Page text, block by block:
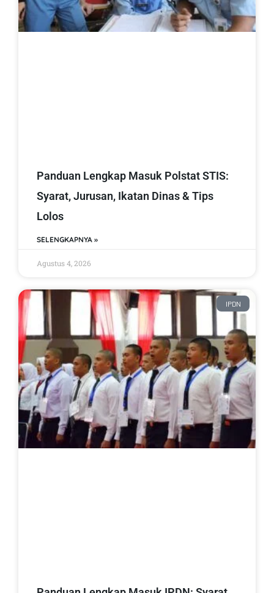
Panduan Lengkap Masuk Polstat STIS:
Syarat, Jurusan, Ikatan Dinas & Tips
Lolos
SELENGKAPNYA »
Agustus 4, 2026
IPDN